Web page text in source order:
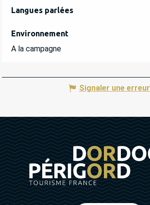
Langues parlées
Langues parlées
Environnement
Environnement
A la campagne
Signaler une erreur